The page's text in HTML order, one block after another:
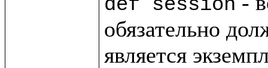
def session
обязательно
является